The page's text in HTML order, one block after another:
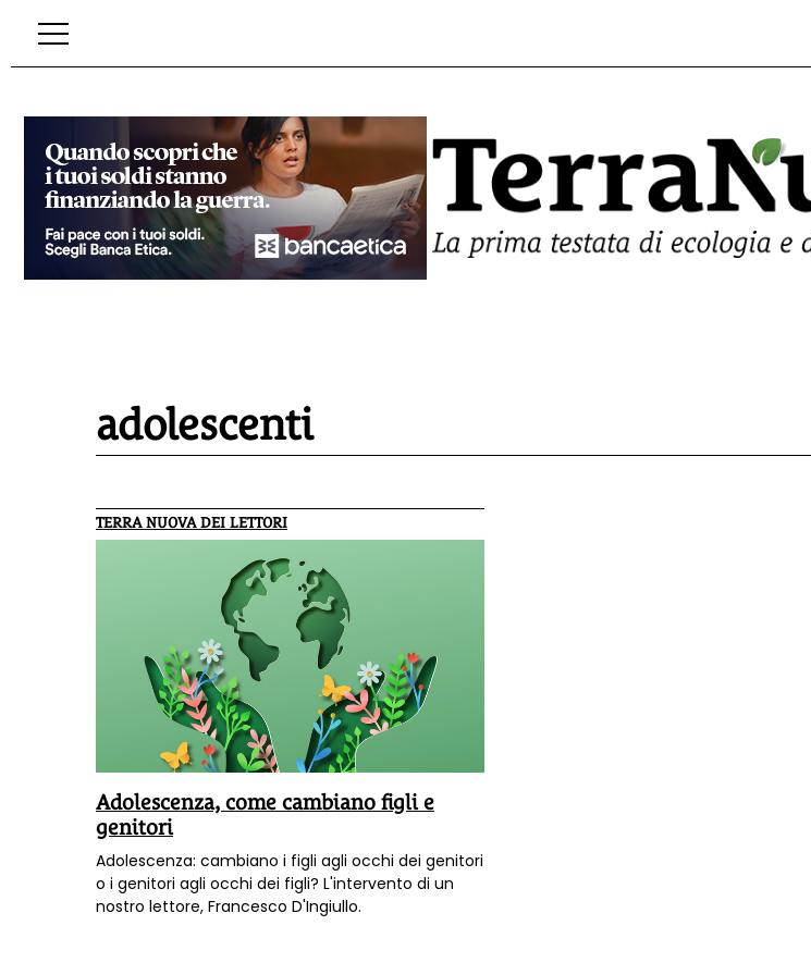
adolescenti
TERRA NUOVA DEI LETTORI
Adolescenza, come cambiano figli e
genitori
Adolescenza: cambiano i figli agli occhi dei genitori
o i genitori agli occhi dei figli? L'intervento di un
nostro lettore, Francesco D'Ingiullo.